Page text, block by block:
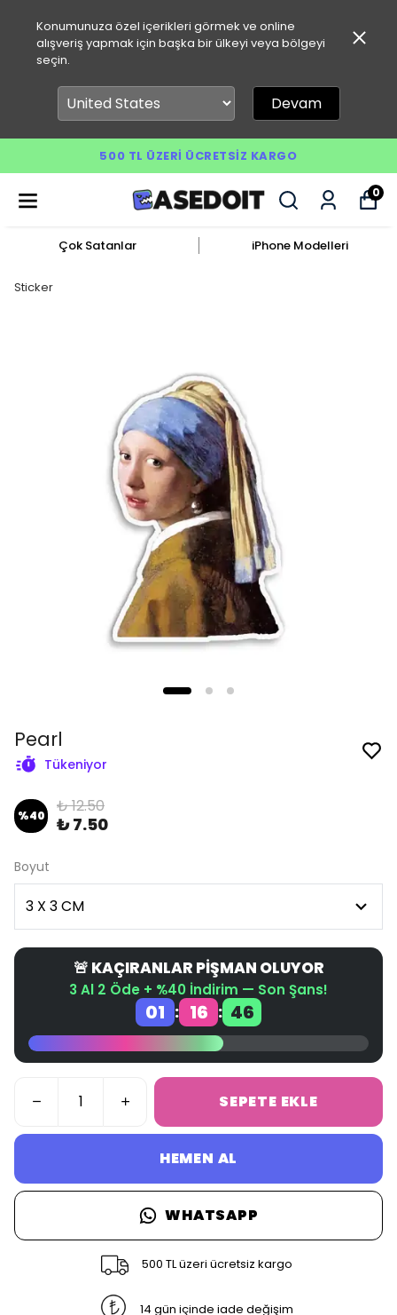
Konumunuza özel içerikleri görmek ve online
alışveriş yapmak için başka bir ülkeyi veya bölgeyi
seçin.
Devam
500 TL ÜZERI ÜCRETSIZ KARGO
0
Çok Satanlar iPhone Modelleri
Sticker
Pearl
Tükeniyor
%40 ₺ 12.50
₺ 7.50
Boyut
🚨 KAÇIRANLAR PİŞMAN OLUYOR
3 Al 2 Öde + %40 İndirim — Son Şans!
01 : 16 : 45
SEPETE EKLE
HEMEN AL
WHATSAPP
500 TL üzeri ücretsiz kargo
14 gün içinde iade değişim